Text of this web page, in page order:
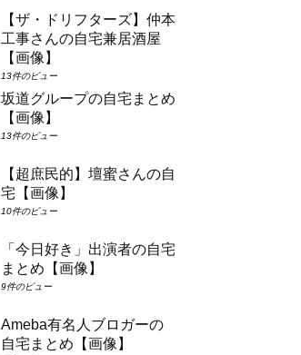
【ザ・ドリフターズ】仲本
工事さんの自宅兼居酒屋
【画像】
13件のビュー
坂道グループの自宅まとめ
【画像】
13件のビュー
【超庶民的】壇蜜さんの自
宅【画像】
10件のビュー
「今日好き」出演者の自宅
まとめ【画像】
9件のビュー
Ameba有名人ブロガーの
自宅まとめ【画像】